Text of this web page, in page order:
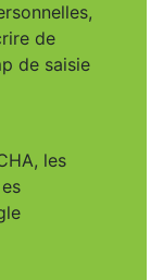
de
de saisie
les